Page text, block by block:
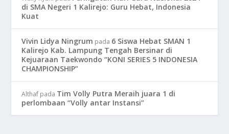
di SMA Negeri 1 Kalirejo: Guru Hebat, Indonesia
Kuat
Vivin Lidya Ningrum pada 6 Siswa Hebat SMAN 1
Kalirejo Kab. Lampung Tengah Bersinar di
Kejuaraan Taekwondo “KONI SERIES 5 INDONESIA
CHAMPIONSHIP”
Althaf pada Tim Volly Putra Meraih juara 1 di
perlombaan “Volly antar Instansi”